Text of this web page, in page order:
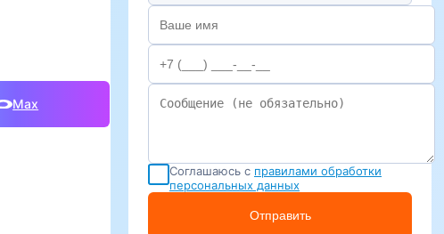
Max
Соглашаюсь с правилами обработки
персональных данных
Отправить